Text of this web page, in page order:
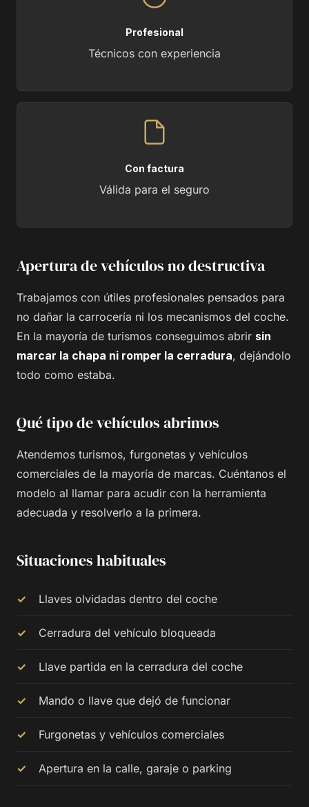
Profesional
Técnicos con experiencia
Con factura
Válida para el seguro
Apertura de vehículos no destructiva
Trabajamos con útiles profesionales pensados para
no dañar la carrocería ni los mecanismos del coche.
En la mayoría de turismos conseguimos abrir sin
marcar la chapa ni romper la cerradura, dejándolo
todo como estaba.
Qué tipo de vehículos abrimos
Atendemos turismos, furgonetas y vehículos
comerciales de la mayoría de marcas. Cuéntanos el
modelo al llamar para acudir con la herramienta
adecuada y resolverlo a la primera.
Situaciones habituales
Llaves olvidadas dentro del coche
Cerradura del vehículo bloqueada
Llave partida en la cerradura del coche
Mando o llave que dejó de funcionar
Furgonetas y vehículos comerciales
Apertura en la calle, garaje o parking